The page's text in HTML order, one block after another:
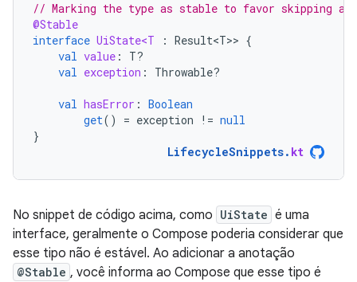
// Marking the type as stable to favor skipping
@Stable
interface UiState<T : Result<T>> {
val value :
T?
val exception : Throwable?
val hasError : Boolean
get() = exception != null
}
LifecycleSnippets. kt
No snippet de código acima, como UiState é uma
interface, geralmente o Compose poderia considerar que
esse tipo não é estável. Ao adicionar a anotação
@Stable , você informa ao Compose que esse tipo é